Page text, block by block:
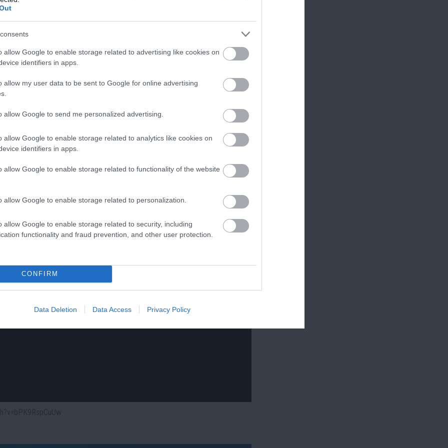
allow Google to enable storage related to advertising like cookies on
identifiers in apps.
allow my user data to be sent to Google for online advertising
allow Google to send me personalized advertising.
allow Google to enable storage related to analytics like cookies on
identifiers in apps.
allow Google to enable storage related to functionality of the website
allow Google to enable storage related to personalization.
allow Google to enable storage related to security, including
functionality and fraud prevention, and other user protection.
CONFIRM
Data Deletion Data Access Privacy Policy
Causing Foods
Stop Eating
109 352
Fungus Is A Parasite, And It
Dies From A Drop Of Plain...
307 84 186